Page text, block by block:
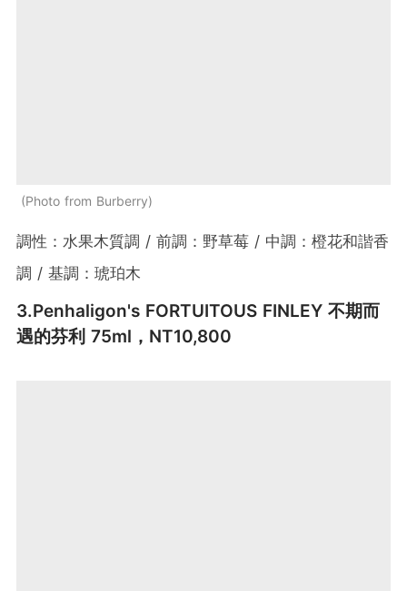
Photo from Burberry
調性：水果木質調 / 前調：野草莓 / 中調：橙花和諧香
調 / 基調：琥珀木
3.Penhaligon's FORTUITOUS FINLEY 不期而
遇的芬利 75ml，NT10,800